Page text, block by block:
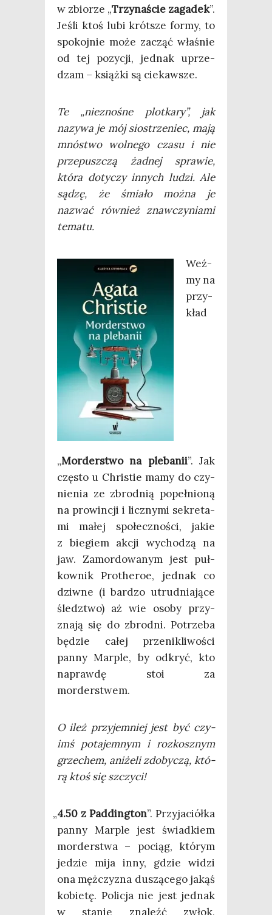
w zbio­rze „Trzy­na­ście zaga­dek”.
Jeśli ktoś lubi krót­sze for­my, to
spo­koj­nie może zacząć wła­śnie
od tej pozy­cji, jed­nak uprze­
dzam – książ­ki są ciekawsze.
Te „nie­zno­śne plot­ka­ry”, jak
nazy­wa je mój sio­strze­niec, mają
mnó­stwo wol­ne­go cza­su i nie
prze­pusz­czą żad­nej spra­wie,
któ­ra doty­czy innych ludzi. Ale
sądzę, że śmia­ło moż­na je
nazwać rów­nież znaw­czy­nia­mi
tematu.
Weź­
my na
przy­
kład
„Mor­der­stwo na ple­ba­nii”. Jak
czę­sto u Chri­stie mamy do czy­
nie­nia ze zbrod­nią popeł­nio­ną
na pro­win­cji i licz­ny­mi sekre­ta­
mi małej spo­łecz­no­ści, jakie
z bie­giem akcji wycho­dzą na
jaw. Zamor­do­wa­nym jest puł­
kow­nik Pro­the­roe, jed­nak co
dziw­ne (i bar­dzo utrud­nia­ją­ce
śledz­two) aż wie oso­by przy­
zna­ją się do zbrod­ni. Potrze­ba
będzie całej prze­ni­kli­wo­ści
pan­ny Mar­ple, by odkryć, kto
napraw­dę stoi za
morderstwem.
O ileż przy­jem­niej jest być czy­
imś pota­jem­nym i roz­kosz­nym
grze­chem, ani­że­li zdo­by­czą, któ­
rą ktoś się szczyci!
„4.50 z Pad­ding­ton”. Przy­ja­ciół­ka
pan­ny Mar­ple jest świad­kiem
mor­der­stwa – pociąg, któ­rym
jedzie mija inny, gdzie widzi
ona męż­czy­zna duszą­ce­go jakąś
kobie­tę. Poli­cja nie jest jed­nak
w sta­nie zna­leźć zwłok,